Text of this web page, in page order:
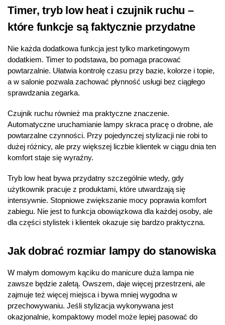
Timer, tryb low heat i czujnik ruchu –
które funkcje są faktycznie przydatne
Nie każda dodatkowa funkcja jest tylko marketingowym
dodatkiem. Timer to podstawa, bo pomaga pracować
powtarzalnie. Ułatwia kontrolę czasu przy bazie, kolorze i topie,
a w salonie pozwala zachować płynność usługi bez ciągłego
sprawdzania zegarka.
Czujnik ruchu również ma praktyczne znaczenie.
Automatyczne uruchamianie lampy skraca pracę o drobne, ale
powtarzalne czynności. Przy pojedynczej stylizacji nie robi to
dużej różnicy, ale przy większej liczbie klientek w ciągu dnia ten
komfort staje się wyraźny.
Tryb low heat bywa przydatny szczególnie wtedy, gdy
użytkownik pracuje z produktami, które utwardzają się
intensywnie. Stopniowe zwiększanie mocy poprawia komfort
zabiegu. Nie jest to funkcja obowiązkowa dla każdej osoby, ale
dla części stylistek i klientek okazuje się bardzo praktyczna.
Jak dobrać rozmiar lampy do stanowiska
W małym domowym kąciku do manicure duża lampa nie
zawsze będzie zaletą. Owszem, daje więcej przestrzeni, ale
zajmuje też więcej miejsca i bywa mniej wygodna w
przechowywaniu. Jeśli stylizacja wykonywana jest
okazjonalnie, kompaktowy model może lepiej pasować do